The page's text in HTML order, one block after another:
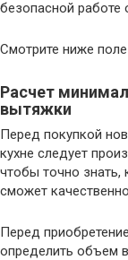
безопасной работе
Смотрите ниже
Расчет
вытяжки
Перед покупкой
кухне следует
чтобы точно
сможет
Перед
определить объем